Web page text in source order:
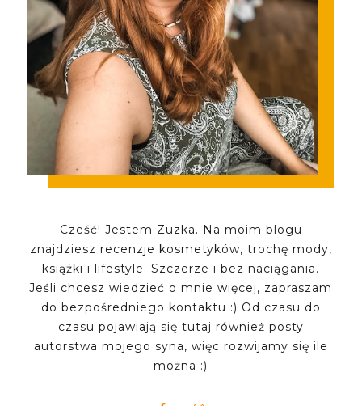
Cześć! Jestem Zuzka. Na moim blogu
znajdziesz recenzje kosmetyków, trochę mody,
książki i lifestyle. Szczerze i bez naciągania.
Jeśli chcesz wiedzieć o mnie więcej, zapraszam
do bezpośredniego kontaktu :) Od czasu do
czasu pojawiają się tutaj również posty
autorstwa mojego syna, więc rozwijamy się ile
można :)